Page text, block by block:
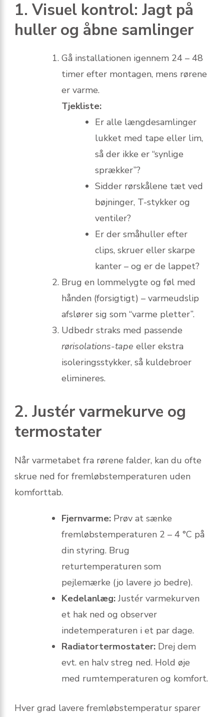
1. Visuel kontrol: Jagt på
huller og åbne samlinger
Gå installationen igennem 24 – 48
timer efter montagen, mens rørene
er varme.
Tjekliste:
Er alle længdesamlinger
lukket med tape eller lim,
så der ikke er “synlige
sprækker”?
Sidder rørskålene tæt ved
bøjninger, T-stykker og
ventiler?
Er der småhuller efter
clips, skruer eller skarpe
kanter – og er de lappet?
Brug en lommelygte og føl med
hånden (forsigtigt) – varmeudslip
afslører sig som “varme pletter”.
Udbedr straks med passende
rørisolations-tape eller ekstra
isoleringsstykker, så kuldebroer
elimineres.
2. Justér varmekurve og
termostater
Når varmetabet fra rørene falder, kan du ofte
skrue ned for fremløbstemperaturen uden
komforttab.
Fjernvarme: Prøv at sænke
fremløbstemperaturen 2 – 4 °C på
din styring. Brug
returtemperaturen som
pejlemærke (jo lavere jo bedre).
Kedelanlæg:Justér varmekurven
et hak ned og observer
indetemperaturen i et par dage.
Radiatortermostater: Drej dem
evt. en halv streg ned. Hold øje
med rumtemperaturen og komfort.
Hver grad lavere fremløbstemperatur sparer